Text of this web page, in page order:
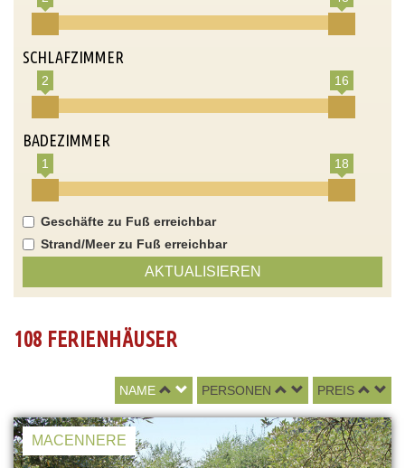
SCHLAFZIMMER
2 16
BADEZIMMER
1 18
Geschäfte zu Fuß erreichbar
Strand/Meer zu Fuß erreichbar
AKTUALISIEREN
108 FERIENHÄUSER
NAME PERSONEN PREIS
MACENNERE